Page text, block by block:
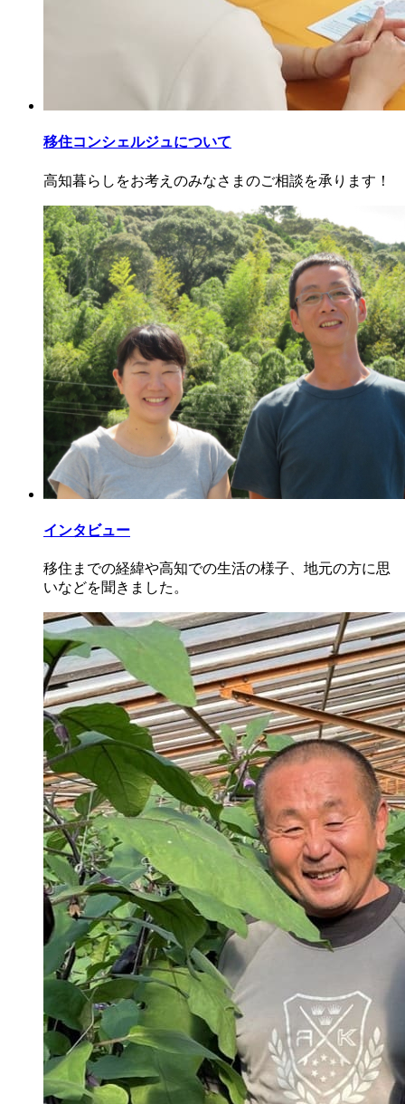
移住コンシェルジュについて
高知暮らしをお考えのみなさまのご相談を承ります！
インタビュー
移住までの経緯や高知での生活の様子、地元の方に思
いなどを聞きました。